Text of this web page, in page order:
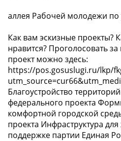
аллея Рабочей молодежи
Как вам эскизные проекты?
нравится? Проголосовать
проект можно здесь:
https://pos.gosuslugi.ru/lkp/
Благоустройство
федерального проекта
комфортной городской
проекта Инфраструктура
поддержке партии Единая